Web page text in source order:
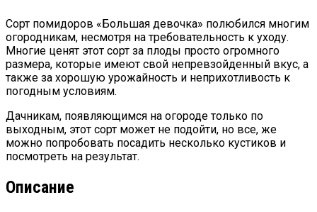
Сорт помидоров «Большая девочка» полюбился многим
огородникам, несмотря на требовательность к уходу.
Многие ценят этот сорт за плоды просто огромного
размера, которые имеют свой непревзойденный вкус, а
также за хорошую урожайность и неприхотливость к
погодным условиям.
Дачникам, появляющимся на огороде только по
выходным, этот сорт может не подойти, но все, же
можно попробовать посадить несколько кустиков и
посмотреть на результат.
Описание